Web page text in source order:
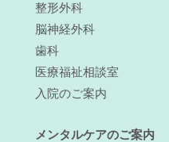
整形外科
脳神経外科
歯科
医療福祉相談室
入院のご案内
メンタルケアのご案内